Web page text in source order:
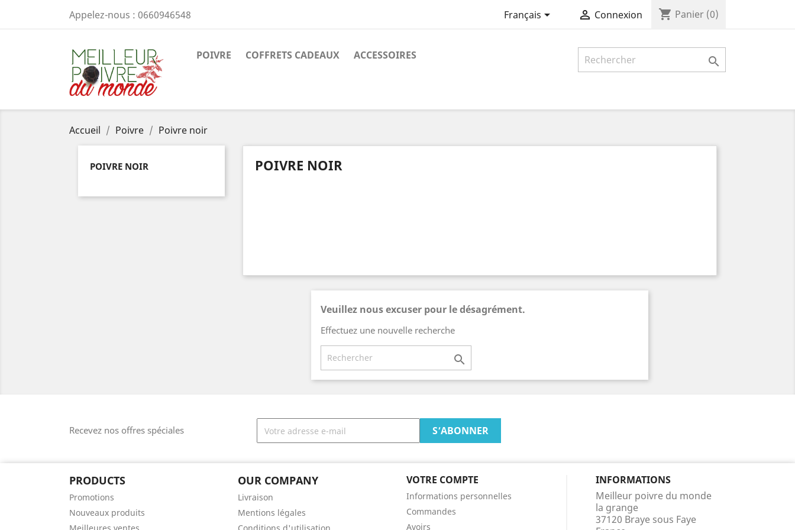
Appelez-nous : 0660946548 Français  Connexion shopping_cart Panier (0)
POIVRE COFFRETS CADEAUX ACCESSOIRES 
Accueil Poivre Poivre noir
POIVRE NOIR POIVRE NOIR
Veuillez nous excuser pour le désagrément.
Effectuez une nouvelle recherche

Recevez nos offres spéciales
PRODUCTS
Promotions
Nouveaux produits
OUR COMPANY
Livraison
Mentions légales
VOTRE COMPTE
Informations personnelles
Commandes
Avoirs
INFORMATIONS
Meilleur poivre du monde
la grange
37120 Braye sous Faye